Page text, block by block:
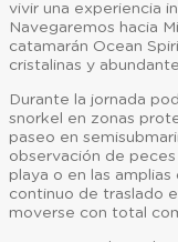
vivir una experiencia
Navegaremos hacia
catamarán Ocean
cristalinas y
Durante la jornada
snorkel en zonas
paseo en
observación de
playa o en las
continuo de traslado
moverse con total